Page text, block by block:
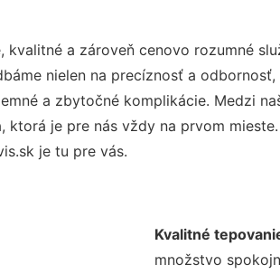
kvalitné a zároveň cenovo rozumné
nielen na precíznosť a
a zbytočné komplikácie. Medzi
je pre nás vždy na prvom
je tu pre vás.
Kvalitné
množstvo